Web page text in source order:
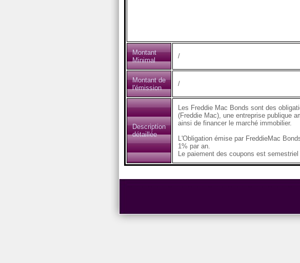
Montant
Minimal
/
Montant de
l'émission
/
Description
détaillée
Les Freddie Mac Bonds sont des
(Freddie Mac), une entreprise publique
ainsi de financer le marché immobilier.
L'Obligation émise par FreddieMac
1% par an.
Le paiement des coupons est